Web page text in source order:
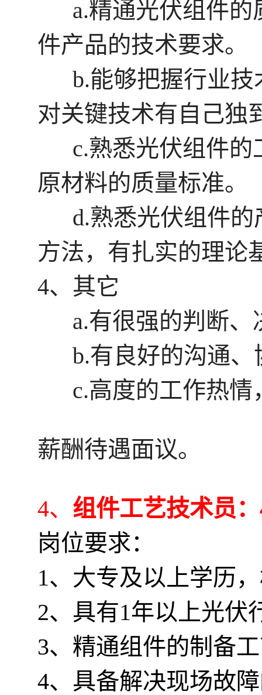
a.精通光伏组件的
件产品的技术要求。
b.能够把握行业技
对关键技术有自己独
c.熟悉光伏组件的
原材料的质量标准。
d.熟悉光伏组件的
方法，有扎实的理论
4、其它
a.有很强的判断、
b.有良好的沟通、
c.高度的工作热情
薪酬待遇面议。
4、 组件工艺技术员
岗位要求：
1、大专及以上学历
2、具有1年以上光伏
3、精通组件的制备
4、具备解决现场故